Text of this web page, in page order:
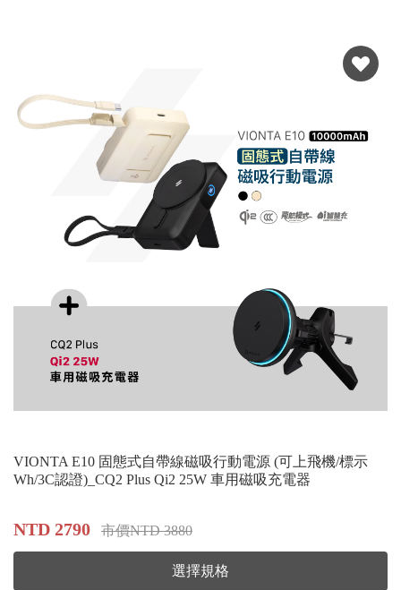
VIONTA E10 固態式自帶線磁吸行動電源 (可上飛機/標示
Wh/3C認證)_CQ2 Plus Qi2 25W 車用磁吸充電器
NTD 2790 市價NTD 3880
選擇規格